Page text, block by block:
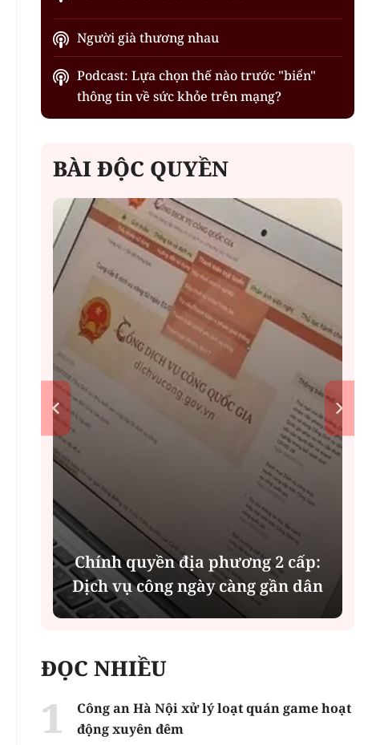
Người già thương nhau
Podcast: Lựa chọn thế nào trước "biển"
thông tin về sức khỏe trên mạng?
BÀI ĐỘC QUYỀN
Thành lập thành phố Bắc Ninh
trực thuộc Trung ương: Tầm
nhìn đô thị hiện đại và giàu bản
sắc
ĐỌC NHIỀU
Công an Hà Nội xử lý loạt quán game hoạt
động xuyên đêm